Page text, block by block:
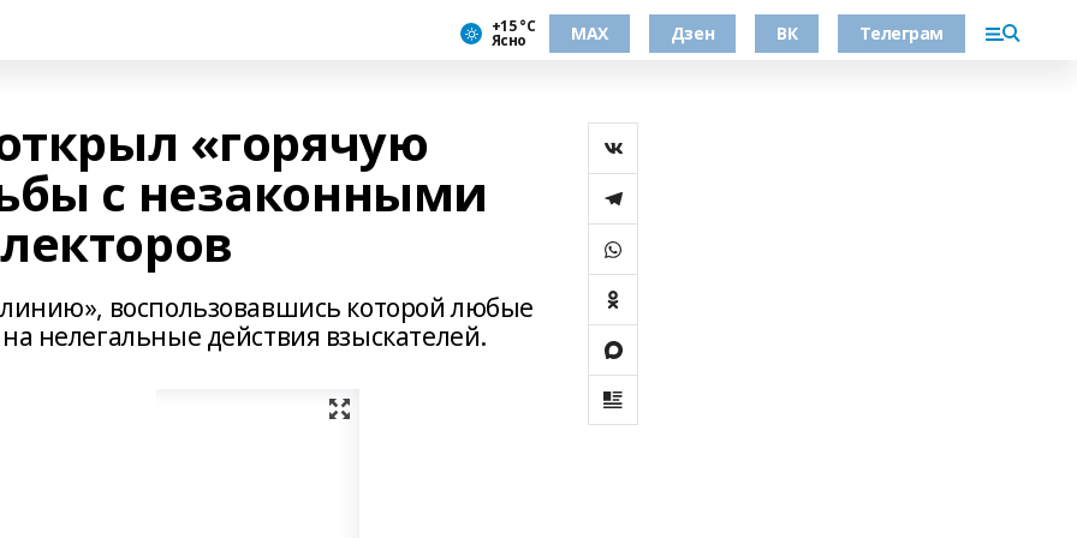
+15 °С
Ясно МАХ Дзен ВК Телеграм
«горячую
с незаконными
воспользовавшись которой любые
нелегальные действия взыскателей.